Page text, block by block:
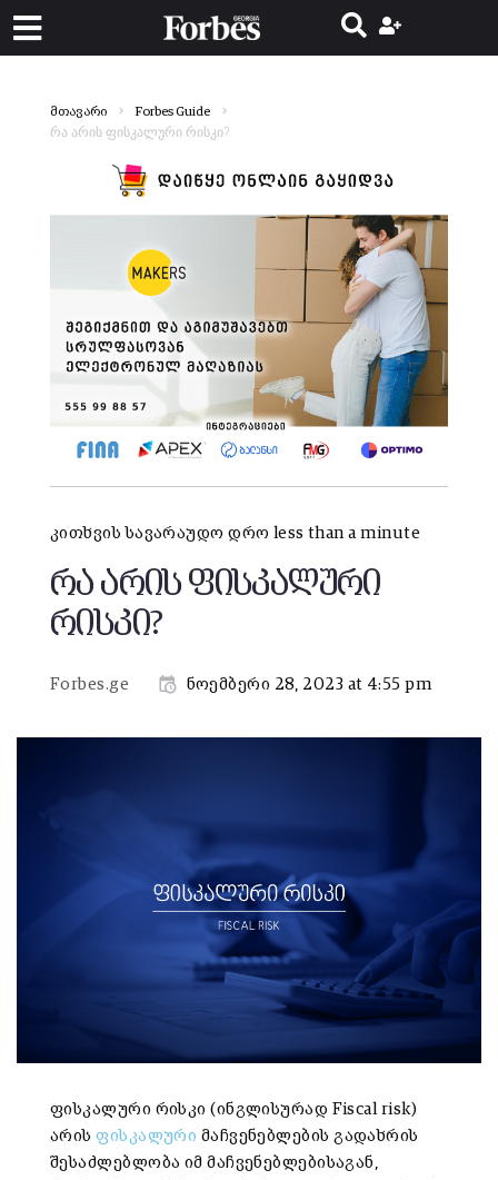
მთავარი Forbes Guide
რა არის ფისკალური რისკი?
კითხვის სავარაუდო დრო less than a minute
რა არის ფისკალური
რისკი?
Forbes.ge ნოემბერი 28, 2023 at 4:55 pm
ფისკალური რისკი (ინგლისურად Fiscal risk)
არისფისკალური მაჩვენებლების გადახრის
შესაძლებლობა იმ მაჩვენებლებისაგან,